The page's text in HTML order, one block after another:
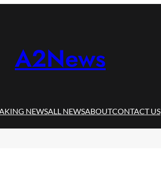
A2News
NEWSALL NEWSABOUTCONTACT US